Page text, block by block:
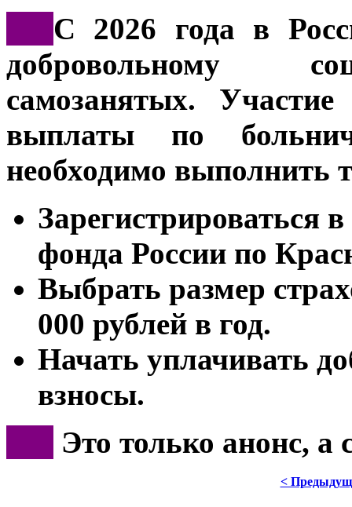
С 2026 года в
добровольному
самозанятых.
выплаты по
необходимо выполнить
Зарегистрироваться
фонда России по
Выбрать размер
000 рублей в год.
Начать уплачивать
взносы.
Это только анонс, а
<